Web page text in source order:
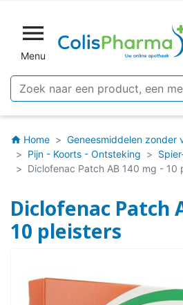

Menu
home Home
Geneesmiddelen zonder
Pijn - Koorts - Ontsteking
Diclofenac Patch AB 140 mg - 10
Diclofenac Patch
10 pleisters